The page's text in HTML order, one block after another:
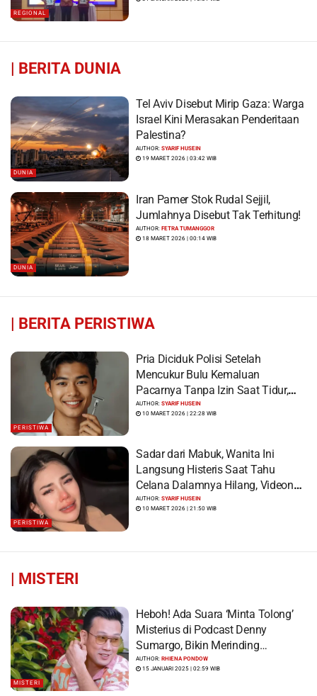
REGIONAL
| BERITA DUNIA
DUNIA
Tel Aviv Disebut Mirip Gaza: Warga
Israel Kini Merasakan Penderitaan
Palestina?
AUTHOR:SYARIF HUSEIN
19 MARET 2026 | 03:42 WIB
DUNIA
Iran Pamer Stok Rudal Sejjil,
Jumlahnya Disebut Tak Terhitung!
AUTHOR:FETRA TUMANGGOR
18 MARET 2026 | 00:14 WIB
| BERITA PERISTIWA
PERISTIWA
Pria Diciduk Polisi Setelah
Mencukur Bulu Kemaluan
Pacarnya Tanpa Izin Saat Tidur,
Korban Syok Saat Terbangun
AUTHOR:SYARIF HUSEIN
10 MARET 2026 | 22:28 WIB
PERISTIWA
Sadar dari Mabuk, Wanita Ini
Langsung Histeris Saat Tahu
Celana Dalamnya Hilang, Videonya
Viral
AUTHOR:SYARIF HUSEIN
10 MARET 2026 | 21:50 WIB
| MISTERI
MISTERI
Heboh! Ada Suara ‘Minta Tolong’
Misterius di Podcast Denny
Sumargo, Bikin Merinding…
AUTHOR:RHIENA PONDOW
15 JANUARI 2025 | 02:59 WIB